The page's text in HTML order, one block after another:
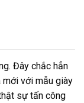
Đây chắc hẳn
mới với mẫu giày
sự tấn công